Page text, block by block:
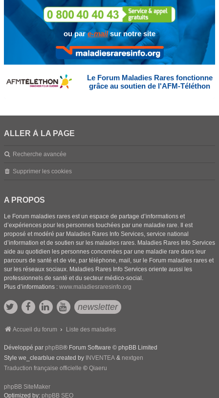
ou pare-mailsur notre site
Le Forum Maladies Rares fonctionne
grâce au soutien de l'AFM-Téléthon
ALLER À LA PAGE
Recherche avancée
Supprimer les cookies
A PROPOS
Le Forum maladies rares est un espace de partage d’informations et
d’expériences pour les personnes touchées par une maladie rare. Il est
proposé et modéré par Maladies Rares Info Services, service national
d’information et de soutien sur les maladies rares. Maladies Rares Info Services
aide au quotidien les personnes concernées par une maladie rare dans leur
parcours de santé et de vie, par téléphone, mail, sur le Forum maladies rares et
sur les réseaux sociaux. Maladies Rares Info Services oriente aussi les
professionnels de santé et du secteur médico-social.
Plus d’informations : www.maladiesraresinfo.org
newsletter
Accueil du forum Liste des maladies
Développé par phpBB® Forum Software © phpBB Limited
Style we_clearblue created by INVENTEA & nextgen
Traduction française officielle © Qiaeru
phpBB SiteMaker
Optimized by: phpBB SEO